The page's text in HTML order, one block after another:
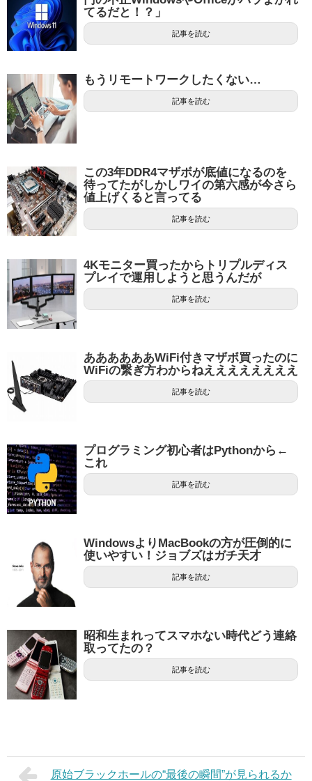
てるだと！？」
記事を読む
もうリモートワークしたくない…
記事を読む
この3年DDR4マザボが底値になるのを
待ってたがしかしワイの第六感が今さら
値上げくると言ってる
記事を読む
4Kモニター買ったからトリプルディス
プレイで運用しようと思うんだが
記事を読む
ああああああWiFi付きマザボ買ったのに
WiFiの繋ぎ方わからねええええええええ
記事を読む
プログラミング初心者はPythonから←
これ
記事を読む
WindowsよりMacBookの方が圧倒的に
使いやすい！ジョブズはガチ天才
記事を読む
昭和生まれってスマホない時代どう連絡
取ってたの？
記事を読む
原始ブラックホールの“最後の瞬間”が見られるか